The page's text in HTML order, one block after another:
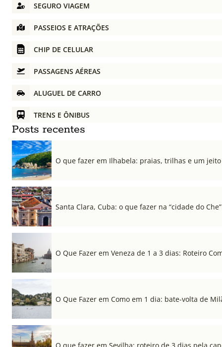
SEGURO VIAGEM
PASSEIOS E ATRAÇÕES
CHIP DE CELULAR
PASSAGENS AÉREAS
ALUGUEL DE CARRO
TRENS E ÔNIBUS
Posts recentes
O que fazer em Ilhabela: praias, trilhas e um
Santa Clara, Cuba: o que fazer na “cidade do Che”
O Que Fazer em Veneza de 1 a 3 dias: Roteiro
O Que Fazer em Como em 1 dia: bate-volta de
O que fazer em Sevilha: roteiro de 3 dias pela